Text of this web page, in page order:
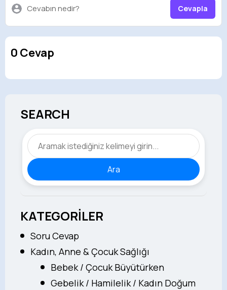
Cevabın nedir? Cevapla
0 Cevap
SEARCH
Ara
KATEGORİLER
Soru Cevap
Kadın, Anne & Çocuk Sağlığı
Bebek / Çocuk Büyütürken
Gebelik / Hamilelik / Kadın Doğum